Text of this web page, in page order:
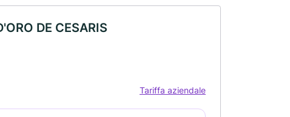
DE CESARIS
Tariffa aziendale